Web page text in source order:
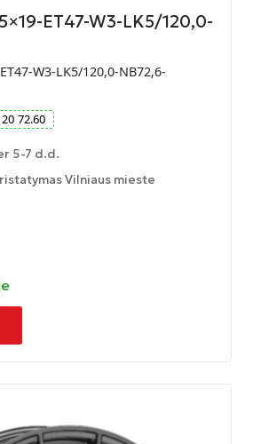
ET47-W3-LK5/120,0-
W3-LK5/120,0-NB72,6-
72.60
5-7 d.d.
Vilniaus mieste